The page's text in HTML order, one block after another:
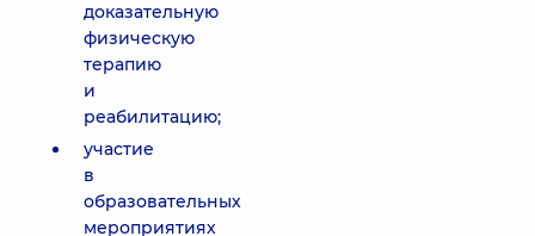
доказательную
физическую
терапию
и
реабилитацию;
участие
в
образовательных
мероприятиях